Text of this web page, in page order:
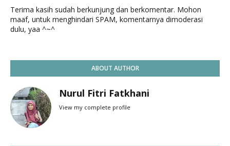
Terima kasih sudah berkunjung dan berkomentar. Mohon
maaf, untuk menghindari SPAM, komentarnya dimoderasi
dulu, yaa ^~^
ABOUT AUTHOR
Nurul Fitri Fatkhani
View my complete profile